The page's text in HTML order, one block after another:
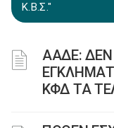
Κ.Β.Σ."
ΑΑΔΕ:
ΚΦΔ ΤΑ